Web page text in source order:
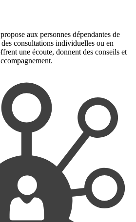
aux personnes dépendantes de
consultations individuelles ou en
une écoute, donnent des conseils et